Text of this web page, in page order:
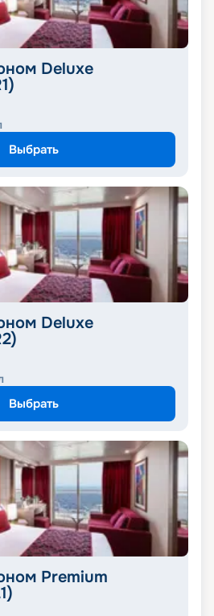
Deluxe
Выбрать
Deluxe
Выбрать
Premium